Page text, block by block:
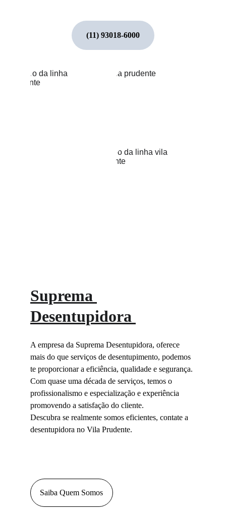
(11) 93018-6000
Suprema
Desentupidora
A empresa da Suprema Desentupidora, oferece
mais do que serviços de desentupimento, podemos
te proporcionar a eficiência, qualidade e segurança.
Com quase uma década de serviços, temos o
profissionalismo e especialização e experiência
promovendo a satisfação do cliente.
Descubra se realmente somos eficientes, contate a
desentupidora no Vila Prudente.
Saiba Quem Somos